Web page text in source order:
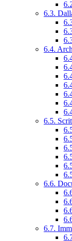
6.3.
6.4.
6.5.
6.6.
6.7.